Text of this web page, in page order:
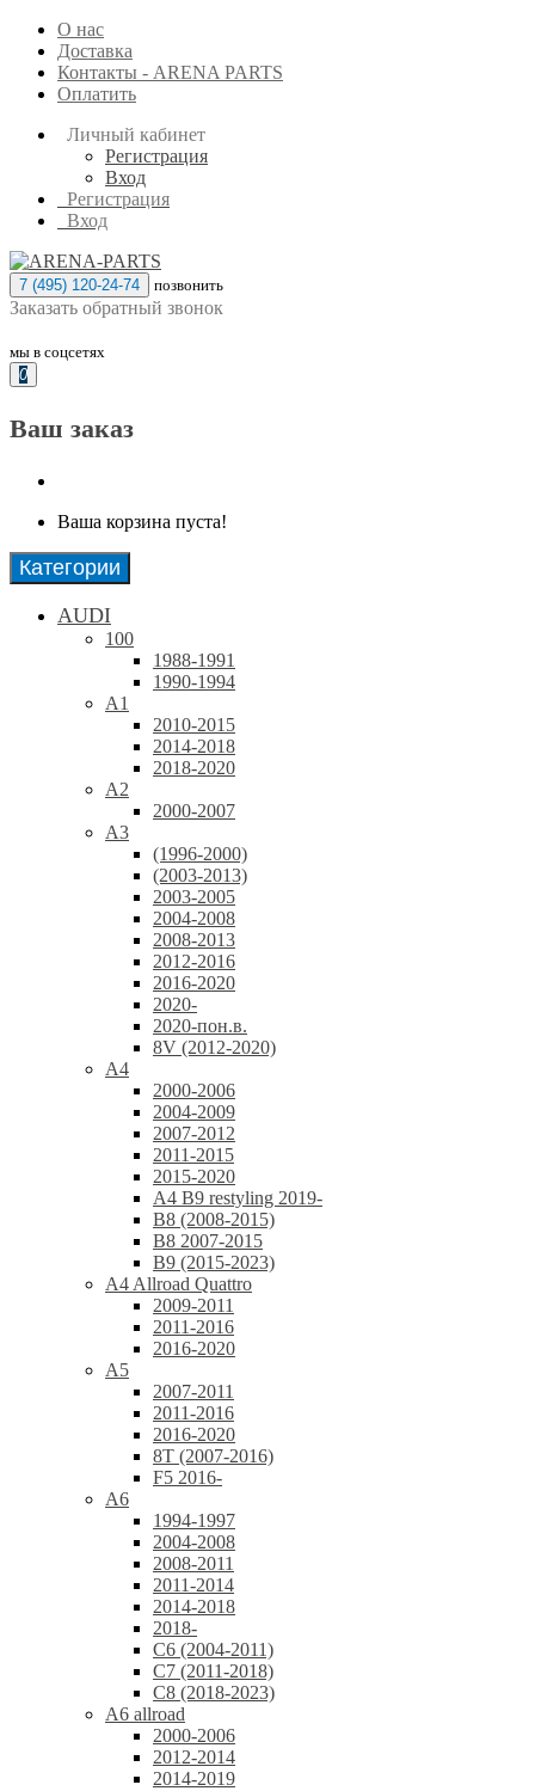
О нас
Доставка
Контакты - ARENA PARTS
Оплатить
Личный кабинет
Регистрация
Вход
Регистрация
Вход
7 (495) 120-24-74 позвонить
Заказать обратный звонок
мы в соцсетях
0
Ваш заказ
Ваша корзина пуста!
Категории
AUDI
100
1988-1991
1990-1994
A1
2010-2015
2014-2018
2018-2020
A2
2000-2007
A3
(1996-2000)
(2003-2013)
2003-2005
2004-2008
2008-2013
2012-2016
2016-2020
2020-
2020-пон.в.
8V (2012-2020)
A4
2000-2006
2004-2009
2007-2012
2011-2015
2015-2020
A4 B9 restyling 2019-
B8 (2008-2015)
B8 2007-2015
B9 (2015-2023)
A4 Allroad Quattro
2009-2011
2011-2016
2016-2020
A5
2007-2011
2011-2016
2016-2020
8T (2007-2016)
F5 2016-
A6
1994-1997
2004-2008
2008-2011
2011-2014
2014-2018
2018-
C6 (2004-2011)
C7 (2011-2018)
C8 (2018-2023)
A6 allroad
2000-2006
2012-2014
2014-2019